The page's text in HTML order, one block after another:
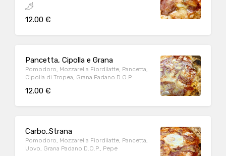
12.00 €
Pancetta, Cipolla e Grana
Pomodoro, Mozzarella Fiordilatte, Pancetta,
Cipolla di Tropea, Grana Padano D.O.P.
12.00 €
Carbo..Strana
Pomodoro, Mozzarella Fiordilatte, Pancetta,
Uovo, Grana Padano D.O.P., Pepe